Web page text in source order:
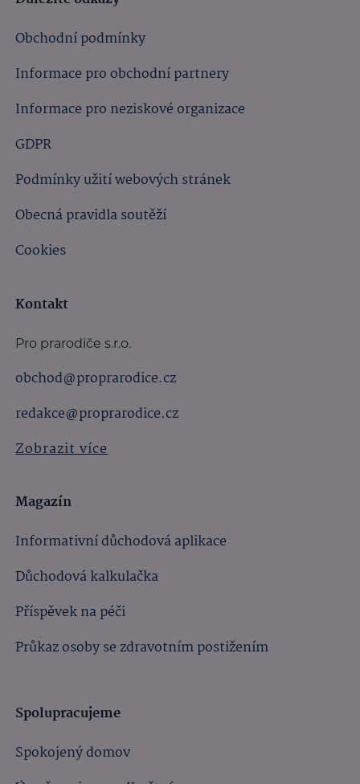
Obchodní podmínky
Informace pro obchodní partnery
Informace pro neziskové organizace
GDPR
Podmínky užití webových stránek
Obecná pravidla soutěží
Cookies
Kontakt
Pro prarodiče s.r.o.
obchod@proprarodice.cz
redakce@proprarodice.cz
Zobrazit více
Magazín
Informativní důchodová aplikace
Důchodová kalkulačka
Příspěvek na péči
Průkaz osoby se zdravotním postižením
Spolupracujeme
Spokojený domov